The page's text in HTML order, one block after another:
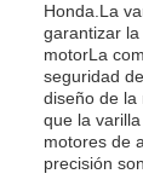
Honda.La
garantizar
motorLa
seguridad
diseño de la
que la
motores de
precisión